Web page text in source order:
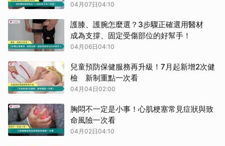
04月07日04:10
護膝、護腕怎麼選？3步驟正確選用醫材
成為支撐、固定受傷部位的好幫手！
04月06日04:10
兒童預防保健服務再升級！7月起新增2次健
檢 新制重點一次看
04月04日02:00
胸悶不一定是小事！心肌梗塞常見症狀與致
命風險一次看
04月02日04:10